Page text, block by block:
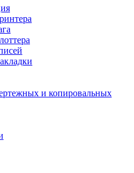
и копировальных